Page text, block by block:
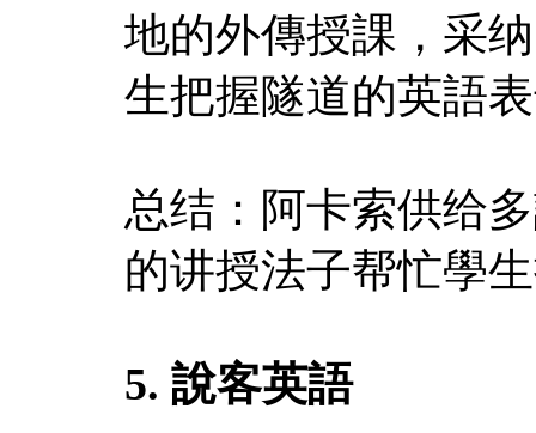
地的外傳授課，采
生把握隧道的英語
总结：阿卡索供给
的讲授法子帮忙學
5. 說客英語